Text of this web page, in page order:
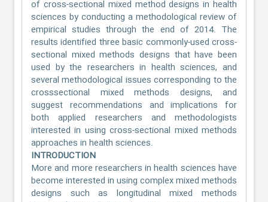
of cross-sectional mixed method designs in health
sciences by conducting a methodological review of
empirical studies through the end of 2014. The
results identified three basic commonly-used cross-
sectional mixed methods designs that have been
used by the researchers in health sciences, and
several methodological issues corresponding to the
crosssectional mixed methods designs, and
suggest recommendations and implications for
both applied researchers and methodologists
interested in using cross-sectional mixed methods
approaches in health sciences.
INTRODUCTION
More and more researchers in health sciences have
become interested in using complex mixed methods
designs such as longitudinal mixed methods